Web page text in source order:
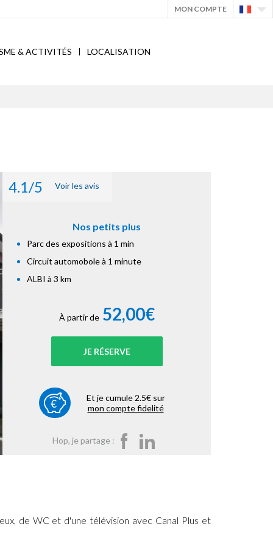
MON COMPTE
& ACTIVITÉS LOCALISATION
4.1/5 Voir les avis
Nos petits plus
Parc des expositions à 1 min
Circuit automobole à 1 minute
ALBI à 3 km
À partir de 52,00€
JE RÉSERVE
Et je cumule 2.5€ sur
mon compte fidelité
Hop, je partage :
de WC et d'une télévision avec Canal Plus et